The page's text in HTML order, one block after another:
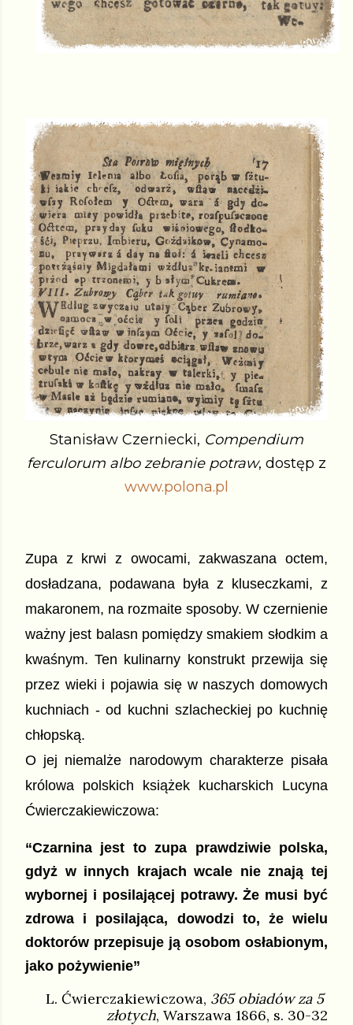
Stanisław Czerniecki, Compendium
ferculorum albo zebranie potraw, dostęp z
www.polona.pl
Zupa z krwi z owocami, zakwaszana octem,
dosładzana, podawana była z kluseczkami, z
makaronem, na rozmaite sposoby. W czernienie
ważny jest balasn pomiędzy smakiem słodkim a
kwaśnym. Ten kulinarny konstrukt przewija się
przez wieki i pojawia się w naszych domowych
kuchniach - od kuchni szlacheckiej po kuchnię
chłopską.
O jej niemalże narodowym charakterze pisała
królowa polskich książek kucharskich Lucyna
Ćwierczakiewiczowa:
“Czarnina jest to zupa prawdziwie polska,
gdyż w innych krajach wcale nie znają tej
wybornej i posilającej potrawy. Że musi być
zdrowa i posilająca, dowodzi to, że wielu
doktorów przepisuje ją osobom osłabionym,
jako pożywienie”
L. Ćwierczakiewiczowa, 365 obiadów za 5
złotych, Warszawa 1866, s. 30-32